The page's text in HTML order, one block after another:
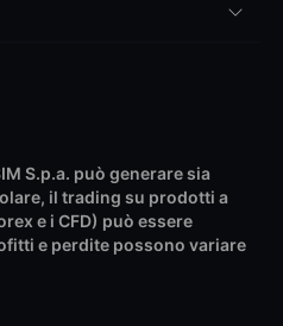
S.p.a. può generare sia
il trading su prodotti a
e i CFD) può essere
e perdite possono variare